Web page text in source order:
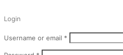
Login
Username or email *